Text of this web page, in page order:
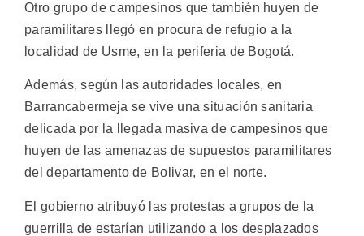
Otro grupo de campesinos que también huyen de
paramilitares llegó en procura de refugio a la
localidad de Usme, en la periferia de Bogotá.
Además, según las autoridades locales, en
Barrancabermeja se vive una situación sanitaria
delicada por la llegada masiva de campesinos que
huyen de las amenazas de supuestos paramilitares
del departamento de Bolivar, en el norte.
El gobierno atribuyó las protestas a grupos de la
guerrilla de estarían utilizando a los desplazados